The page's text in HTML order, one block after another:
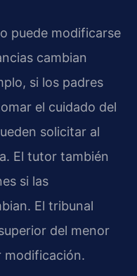
puede modificarse
cambian
si los padres
el cuidado del
solicitar al
El tutor también
si las
El tribunal
del menor
modificación.